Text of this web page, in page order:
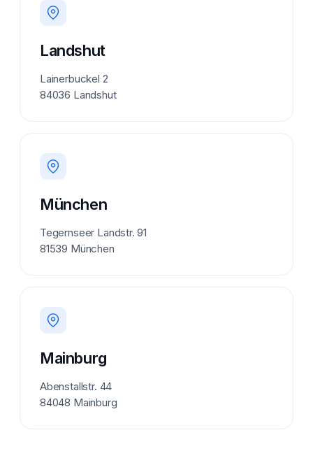
Landshut
Lainerbuckel 2
84036 Landshut
München
Tegernseer Landstr. 91
81539 München
Mainburg
Abenstallstr. 44
84048 Mainburg